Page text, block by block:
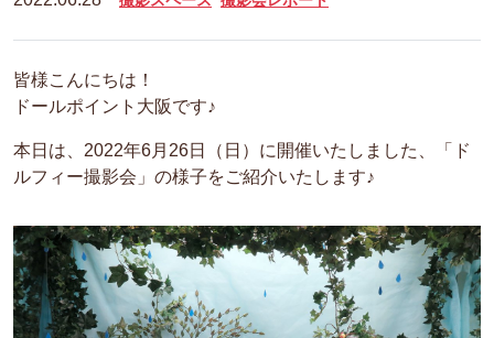
皆様こんにちは！
ドールポイント大阪です♪
本日は、2022年6月26日（日）に開催いたしました、「ド
ルフィー撮影会」の様子をご紹介いたします♪